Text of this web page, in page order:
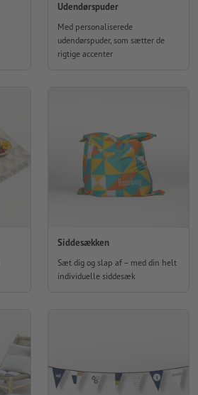
Udendørspuder
Med personaliserede
udendørspuder, som sætter de
rigtige accenter
Siddesækken
Sæt dig og slap af – med din helt
individuelle siddesæk